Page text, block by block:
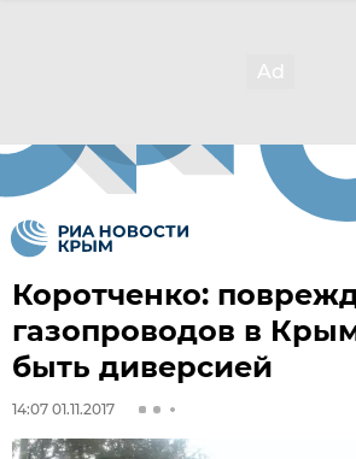
Коротченко:
газопроводов в
быть диверсией
14:07 01.11.2017